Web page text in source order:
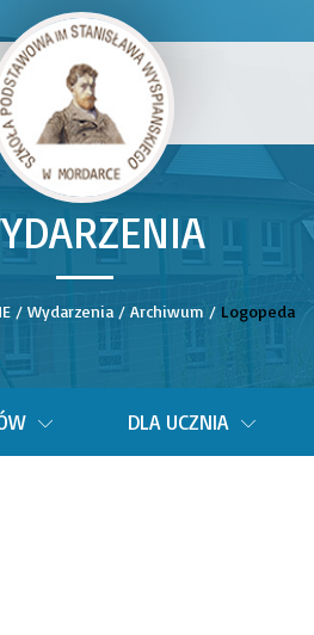
__
/ Wydarzenia/ Archiwum / Logopeda
DLA UCZNIA